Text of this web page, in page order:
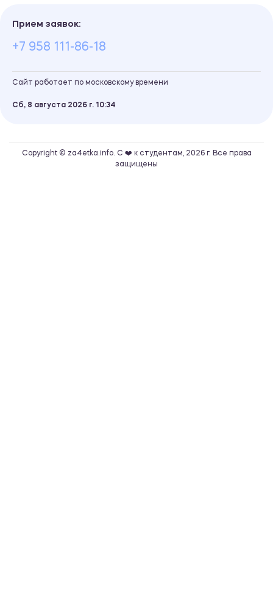
Прием заявок:
+7 958 111-86-18
Сайт работает по московскому времени
Сб, 8 августа 2026 г. 10 34
Copyright © za4etka.info. С ❤️ к студентам, 2026 г. Все права
защищены